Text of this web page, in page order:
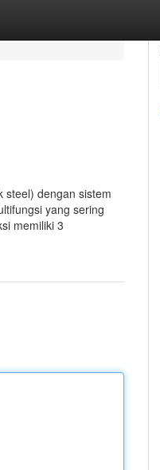
steel) dengan sistem
yang sering
memiliki 3